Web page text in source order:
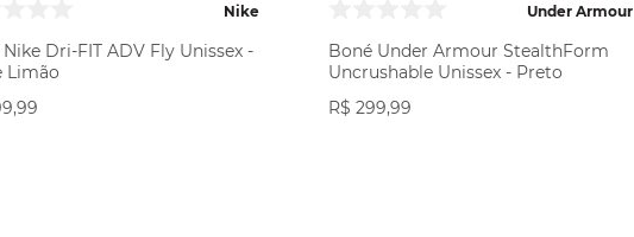
Nike
Dri-FIT ADV Fly Unissex -
Limão
,99
Under Armour
Boné Under Armour StealthForm
Uncrushable Unissex - Preto
R$ 299,99